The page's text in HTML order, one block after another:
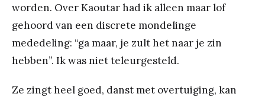
worden. Over Kaoutar had ik alleen maar lof
gehoord van een discrete mondelinge
mededeling: “ga maar, je zult het naar je zin
hebben”. Ik was niet teleurgesteld.
Ze zingt heel goed, danst met overtuiging, kan